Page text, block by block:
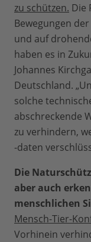
zu schützen. Die
Bewegungen
und auf
haben es in
Johannes
Deutschland.
solche
abschreckende
zu verhindern,
-daten
Die
aber auch
menschlichen
Mensch-Tier-
Vorhinein